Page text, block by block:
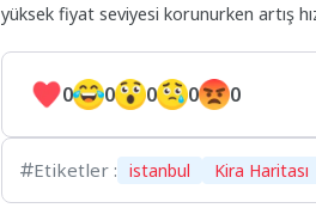
yüksek fiyat seviyesi korunurken artış
0 0 0 0 0
Etiketler : istanbul Kira Haritası